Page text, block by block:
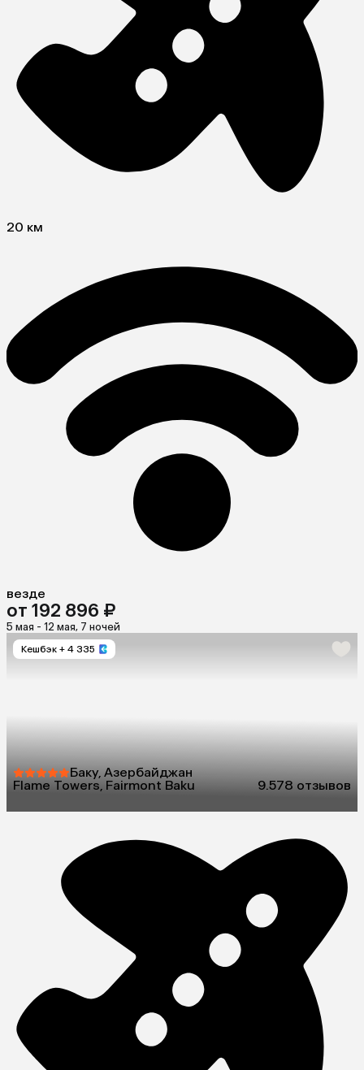
20 км
везде
от 192 896 ₽
5 мая - 12 мая, 7 ночей
Кешбэк + 4 335
Баку, Азербайджан
Flame Towers, Fairmont Baku
9.578 отзывов